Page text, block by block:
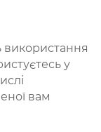
використання
у
вам